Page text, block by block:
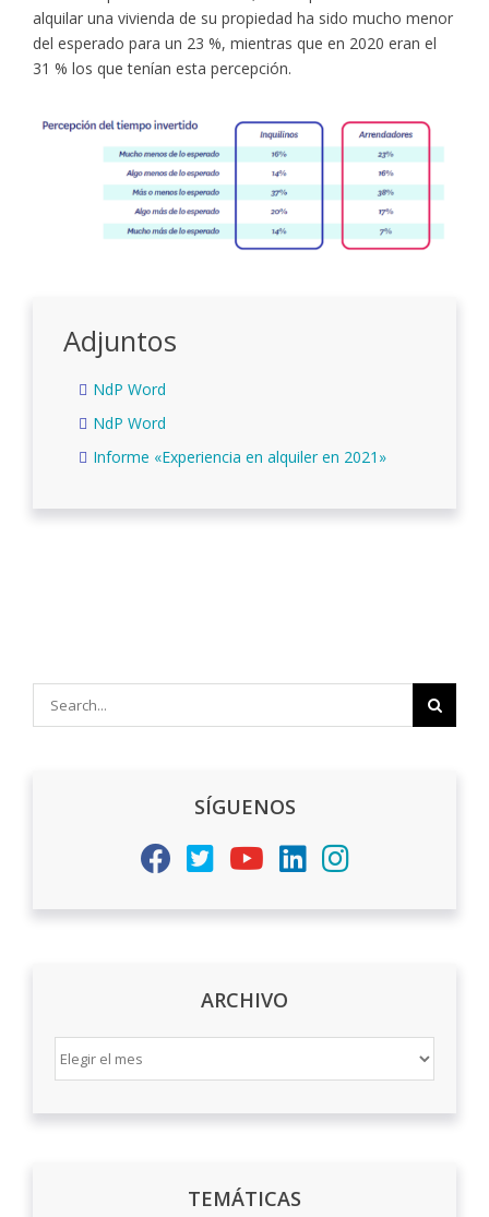
alquilar una vivienda de su propiedad ha sido mucho menor
del esperado para un 23 %, mientras que en 2020 eran el
31 % los que tenían esta percepción.
Adjuntos
NdP Word
NdP Word
Informe «Experiencia en alquiler en 2021»
SÍGUENOS
ARCHIVO
ARCHIVO
TEMÁTICAS